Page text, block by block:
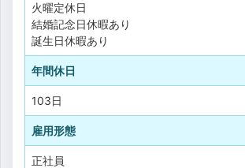
火曜定休日
結婚記念日休暇あり
誕生日休暇あり
年間休日
103日
雇用形態
正社員